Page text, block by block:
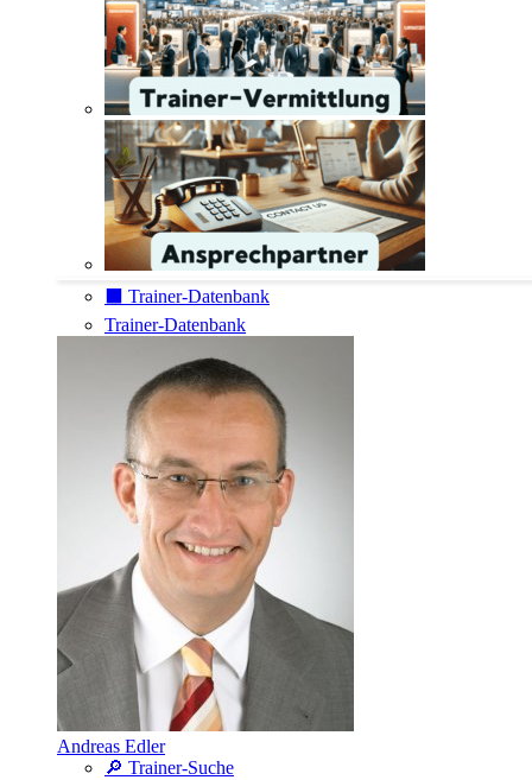
⬛️ Trainer-Datenbank
Trainer-Datenbank
Andreas Edler
🔎 Trainer-Suche